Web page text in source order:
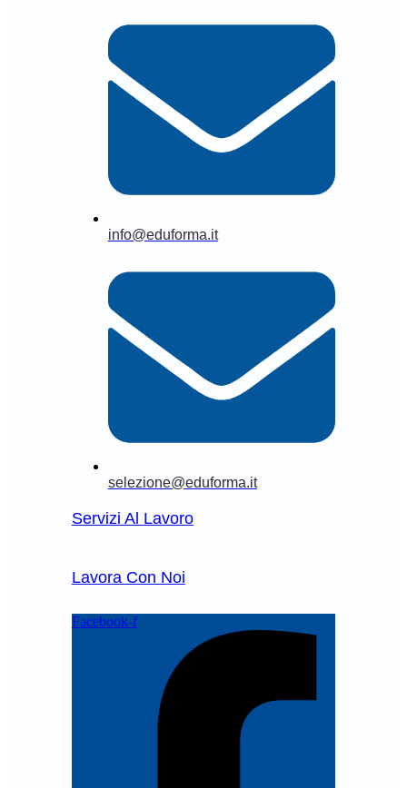
info@eduforma.it
selezione@eduforma.it
Servizi Al Lavoro
Lavora Con Noi
Facebook-f